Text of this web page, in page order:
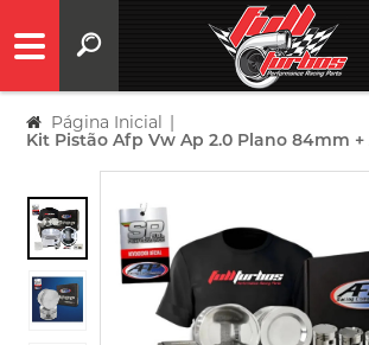
Página Inicial |
Kit Pistão Afp Vw Ap 2.0 Plano 84mm +